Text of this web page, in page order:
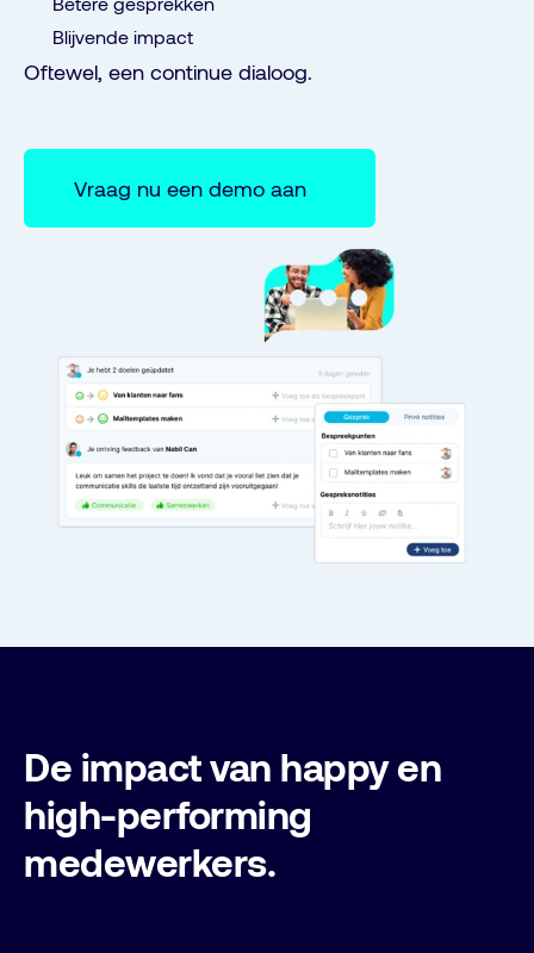
Blijvende impact
Oftewel, een continue dialoog.
Vraag nu een demo aan
De impact van happy en
high-performing
medewerkers.